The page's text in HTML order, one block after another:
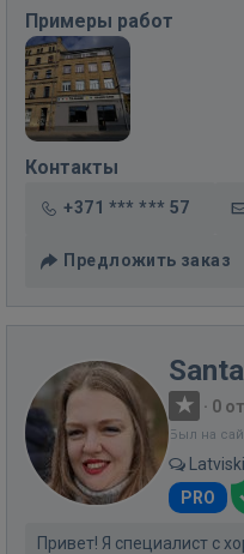
Примеры работ
Контакты
+371 *** *** 57
Предложить заказ
· 0
Был на
PRO
Привет! Я специалист с